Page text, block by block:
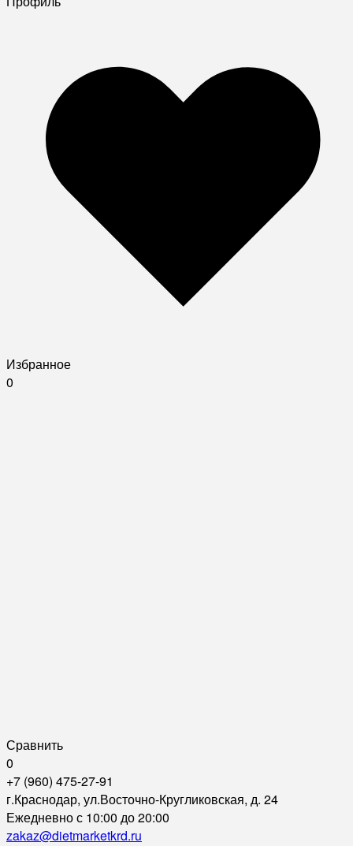
Избранное
0
Сравнить
0
+7 (960) 475-27-91
г.Краснодар, ул.Восточно-Кругликовская, д. 24
Ежедневно с 10:00 до 20:00
zakaz@dietmarketkrd.ru